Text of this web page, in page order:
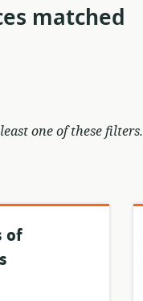
matched
one of these filters.
of